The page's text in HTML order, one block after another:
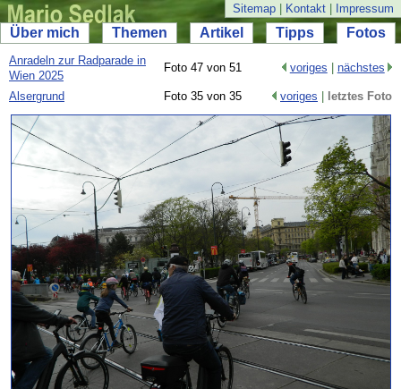
Sitemap Kontakt Impressum
Über mich Themen Artikel Tipps Fotos
Anradeln zur Radparade in
Wien 2025
Foto 47 von 51 voriges nächstes
Alsergrund Foto 35 von 35 voriges letztes Foto